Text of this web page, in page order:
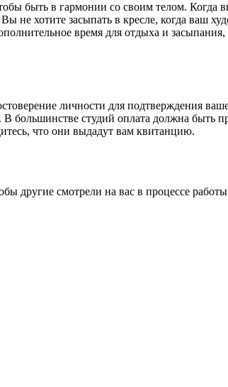
быть в гармонии со своим телом. Когда
не хотите засыпать в кресле, когда ваш
время для отдыха и
личности для подтверждения
большинстве студий оплата должна быть
что они выдадут вам квитанцию.
другие смотрели на вас в процессе